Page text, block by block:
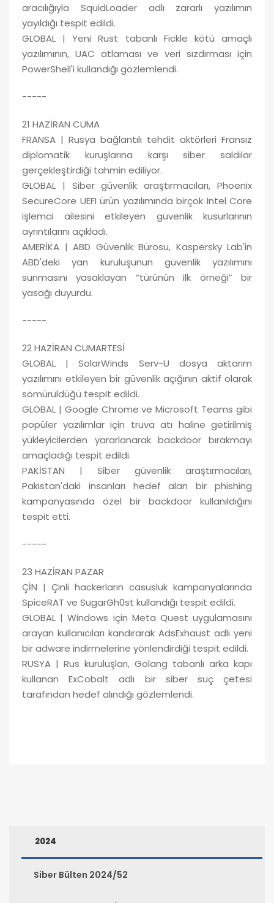
aracılığıyla SquidLoader adlı zararlı yazılımın
yayıldığı tespit edildi.
GLOBAL | Yeni Rust tabanlı Fickle kötü amaçlı
yazılımının, UAC atlaması ve veri sızdırması için
PowerShell'i kullandığı gözlemlendi.
-----
21 HAZİRAN CUMA
FRANSA | Rusya bağlantılı tehdit aktörleri Fransız
diplomatik kuruşlarına karşı siber saldılar
gerçekleştirdiği tahmin ediliyor.
GLOBAL | Siber güvenlik araştırmacıları, Phoenix
SecureCore UEFI ürün yazılımında birçok Intel Core
işlemci ailesini etkileyen güvenlik kusurlarının
ayrıntılarını açıkladı.
AMERİKA | ABD Güvenlik Bürosu, Kaspersky Lab'in
ABD'deki yan kuruluşunun güvenlik yazılımını
sunmasını yasaklayan “türünün ilk örneği” bir
yasağı duyurdu.
-----
22 HAZİRAN CUMARTESİ
GLOBAL | SolarWinds Serv-U dosya aktarım
yazılımını etkileyen bir güvenlik açığının aktif olarak
sömürüldüğü tespit edildi.
GLOBAL | Google Chrome ve Microsoft Teams gibi
popüler yazılımlar için truva atı haline getirilmiş
yükleyicilerden yararlanarak backdoor bırakmayı
amaçladığı tespit edildi.
PAKİSTAN | Siber güvenlik araştırmacıları,
Pakistan'daki insanları hedef alan bir phishing
kampanyasında özel bir backdoor kullanıldığını
tespit etti.
-----
23 HAZİRAN PAZAR
ÇİN | Çinli hackerların casusluk kampanyalarında
SpiceRAT ve SugarGh0st kullandığı tespit edildi.
GLOBAL | Windows için Meta Quest uygulamasını
arayan kullanıcıları kandırarak AdsExhaust adlı yeni
bir adware indirmelerine yönlendirdiği tespit edildi.
RUSYA | Rus kuruluşları, Golang tabanlı arka kapı
kullanan ExCobalt adlı bir siber suç çetesi
tarafından hedef alındığı gözlemlendi.
2024
Siber Bülten 2024/52